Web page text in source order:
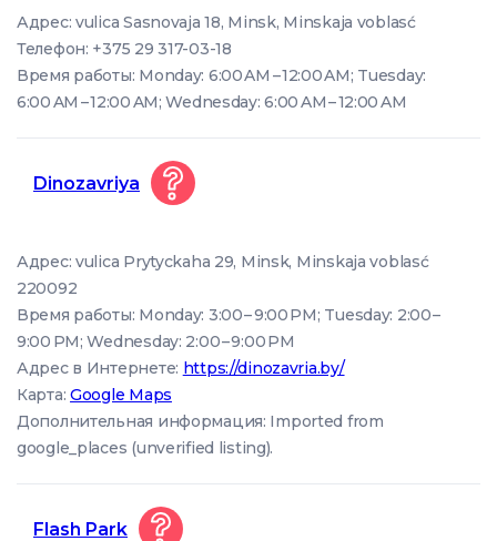
Адрес: vulica Sasnovaja 18, Minsk, Minskaja voblasć
Телефон: +375 29 317-03-18
Время работы: Monday: 6:00 AM – 12:00 AM; Tuesday:
6:00 AM – 12:00 AM; Wednesday: 6:00 AM – 12:00 AM
Dinozavriya
Адрес: vulica Prytyckaha 29, Minsk, Minskaja voblasć
220092
Время работы: Monday: 3:00 – 9:00 PM; Tuesday: 2:00 –
9:00 PM; Wednesday: 2:00 – 9:00 PM
Адрес в Интернете: https://dinozavria.by/
Карта:Google Maps
Дополнительная информация: Imported from
google_places (unverified listing).
Flash Park